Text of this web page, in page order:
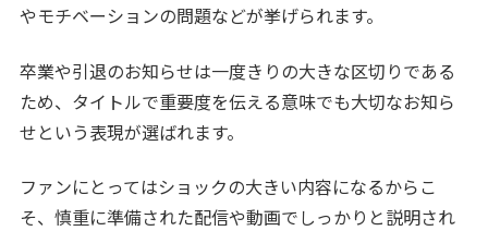
やモチベーションの問題などが挙げられます。
卒業や引退のお知らせは一度きりの大きな区切りである
ため、タイトルで重要度を伝える意味でも大切なお知ら
せという表現が選ばれます。
ファンにとってはショックの大きい内容になるからこ
そ、慎重に準備された配信や動画でしっかりと説明され